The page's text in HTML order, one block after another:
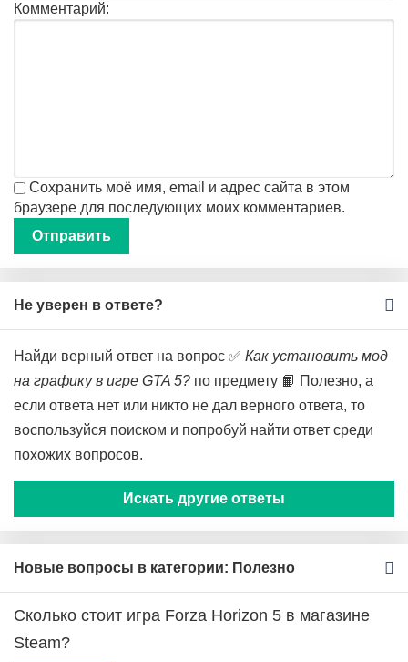
Комментарий:
Сохранить моё имя, email и адрес сайта в этом
браузере для последующих моих комментариев.
Не уверен в ответе?
Найди верный ответ на вопрос ✅ Как установить мод
на графику в игре GTA 5? по предмету 📙 Полезно, а
если ответа нет или никто не дал верного ответа, то
воспользуйся поиском и попробуй найти ответ среди
похожих вопросов.
Искать другие ответы
Новые вопросы в категории: Полезно
Сколько стоит игра Forza Horizon 5 в магазине
Steam?